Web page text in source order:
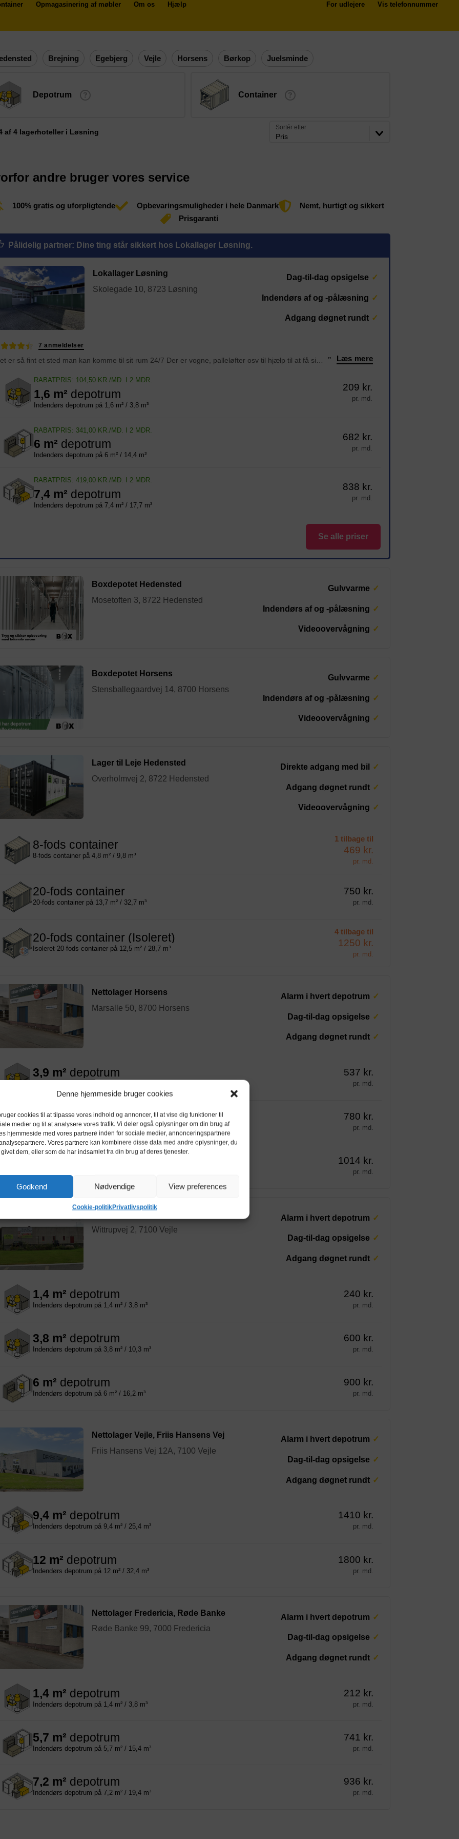
Denne hjemmeside bruger cookies
cookies til at tilpasse vores indhold og annoncer, til at vise dig funktioner til
medier og til at analysere vores trafik. Vi deler også oplysninger om din brug af
hjemmeside med vores partnere inden for sociale medier, annonceringspartnere
Vores partnere kan kombinere disse data med andre oplysninger, du
dem, eller som de har indsamlet fra din brug af deres tjenester.
Godkend Nødvendige View preferences
Cookie-politikPrivatlivspolitik
Opmagasinering af møbler Om os Hjælp For udlejere Vis telefonnummer
Brejning Egebjerg Vejle Horsens Børkop Juelsminde
Depotrum Container
af 4 lagerhoteller i Løsning
Pris
Sortér efter
andre bruger vores service
100% gratis og uforpligtende Opbevaringsmuligheder i hele Danmark
Nemt, hurtigt og sikkert
Prisgaranti
Pålidelig partner: Dine ting står sikkert hos Lokallager Løsning.
Lokallager Løsning
Skolegade 10, 8723 Løsning
Dag-til-dag opsigelse
Indendørs af og -pålæsning
Adgang døgnet rundt
7 anmeldelser
” Læs mere
RABATPRIS: 104,50 KR./MD. I 2 MDR.
1,6 m² depotrum
Indendørs depotrum på 1,6 m² / 3,8 m³
209 kr.
pr. md.
RABATPRIS: 341,00 KR./MD. I 2 MDR.
6 m² depotrum
Indendørs depotrum på 6 m² / 14,4 m³
682 kr.
pr. md.
RABATPRIS: 419,00 KR./MD. I 2 MDR.
7,4 m² depotrum
Indendørs depotrum på 7,4 m² / 17,7 m³
838 kr.
pr. md.
Se alle priser
Boxdepotet Hedensted
Mosetoften 3, 8722 Hedensted
Gulvvarme
Indendørs af og -pålæsning
Videoovervågning
Boxdepotet Horsens
Stensballegaardvej 14, 8700 Horsens
Gulvvarme
Indendørs af og -pålæsning
Videoovervågning
Lager til Leje Hedensted
Overholmvej 2, 8722 Hedensted
Direkte adgang med bil
Adgang døgnet rundt
Videoovervågning
8-fods container
8-fods container på 4,8 m² / 9,8 m³
1 tilbage til
469 kr.
pr. md.
20-fods container
20-fods container på 13,7 m² / 32,7 m³
750 kr.
pr. md.
20-fods container (Isoleret)
Isoleret 20-fods container på 12,5 m² / 28,7 m³
4 tilbage til
1250 kr.
pr. md.
Nettolager Horsens
Marsalle 50, 8700 Horsens
Alarm i hvert depotrum
Dag-til-dag opsigelse
Adgang døgnet rundt
3,9 m² depotrum 537 kr.
pr. md.
6 m²depotrum
Indendørs depotrum på 6 m² / 16,2 m³
780 kr.
pr. md.
1014 kr.
pr. md.
Wittrupvej 2, 7100 Vejle
Alarm i hvert depotrum
Dag-til-dag opsigelse
Adgang døgnet rundt
1,4 m² depotrum
Indendørs depotrum på 1,4 m² / 3,8 m³
240 kr.
pr. md.
3,8 m² depotrum
Indendørs depotrum på 3,8 m² / 10,3 m³
600 kr.
pr. md.
6 m² depotrum
Indendørs depotrum på 6 m² / 16,2 m³
900 kr.
pr. md.
Nettolager Vejle, Friis Hansens Vej
Friis Hansens Vej 12A, 7100 Vejle
Alarm i hvert depotrum
Dag-til-dag opsigelse
Adgang døgnet rundt
9,4 m² depotrum
Indendørs depotrum på 9,4 m² / 25,4 m³
1410 kr.
pr. md.
12 m² depotrum
Indendørs depotrum på 12 m² / 32,4 m³
1800 kr.
pr. md.
Nettolager Fredericia, Røde Banke
Røde Banke 99, 7000 Fredericia
Alarm i hvert depotrum
Dag-til-dag opsigelse
Adgang døgnet rundt
1,4 m² depotrum
Indendørs depotrum på 1,4 m² / 3,8 m³
212 kr.
pr. md.
5,7 m² depotrum
Indendørs depotrum på 5,7 m² / 15,4 m³
741 kr.
pr. md.
7,2 m² depotrum
Indendørs depotrum på 7,2 m² / 19,4 m³
936 kr.
pr. md.